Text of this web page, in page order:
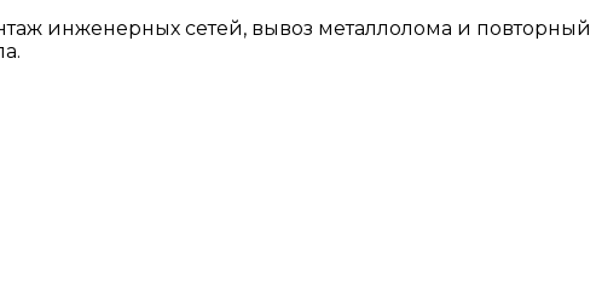
инженерных сетей, вывоз металлолома и